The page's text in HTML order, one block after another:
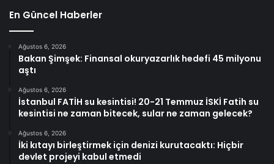
En Güncel Haberler
Ağustos 6, 2026
Bakan Şimşek: Finansal okuryazarlık hedefi 45 milyonu
aştı
Ağustos 6, 2026
İstanbul FATİH su kesintisi! 20-21 Temmuz İSKİ Fatih su
kesintisi ne zaman bitecek, sular ne zaman gelecek?
Ağustos 6, 2026
İki kıtayı birleştirmek için denizi kurutacaktı: Hiçbir
devlet projeyi kabul etmedi